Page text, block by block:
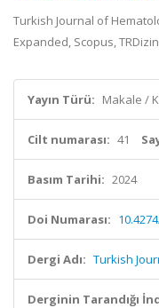
Turkish Journal of
Expanded, Scopus,
Yayın Türü: Makale /
Cilt numarası: 41
Basım Tarihi: 2024
Doi Numarası:
Dergi Adı: Turkish
Derginin Tarandığı